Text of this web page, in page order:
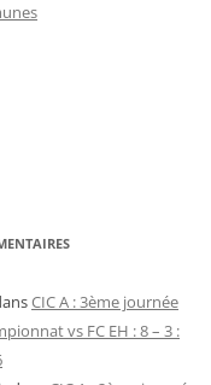
CIC A : 3ème journée
vs FC EH : 8 – 3 :